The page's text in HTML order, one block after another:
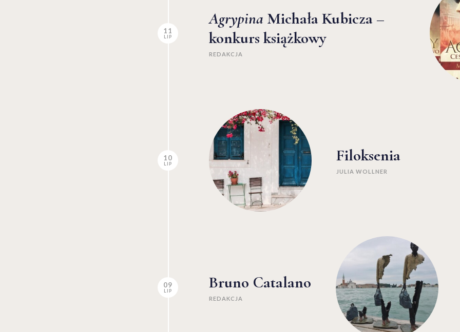
11
LIP
Agrypina Michała Kubicza –
konkurs książkowy
REDAKCJA
10
LIP Filoksenia
JULIA WOLLNER
09
LIP Bruno Catalano
REDAKCJA